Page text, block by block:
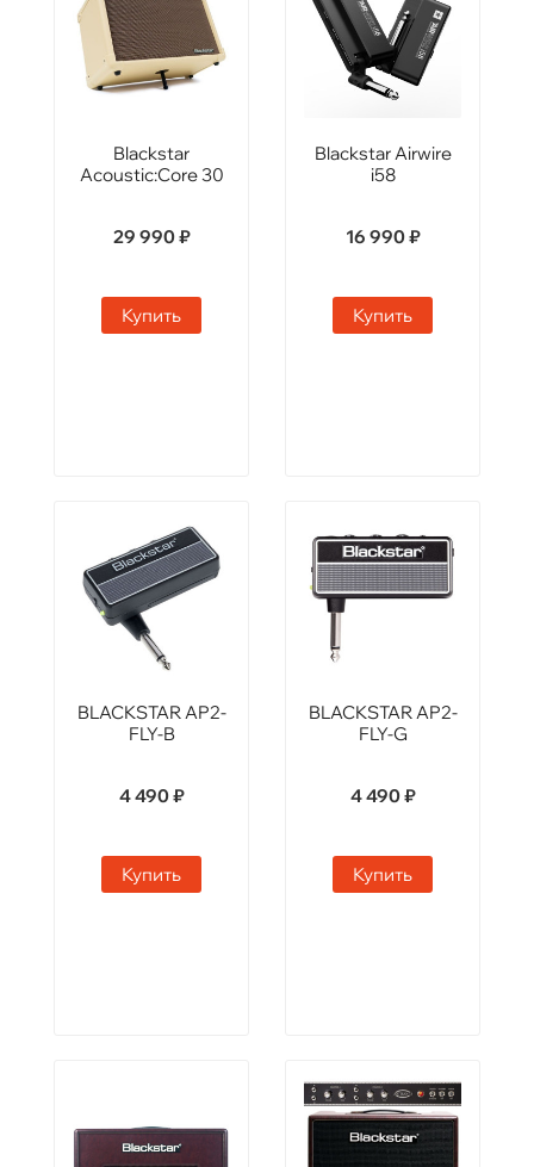
Blackstar
Acoustic:Core 30
29 990 ₽
Купить
Blackstar Airwire
i58
16 990 ₽
Купить
BLACKSTAR AP2-
FLY-B
4 490 ₽
Купить
BLACKSTAR AP2-
FLY-G
4 490 ₽
Купить